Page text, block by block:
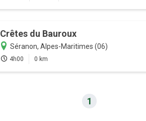
Crêtes du Bauroux
Séranon, Alpes-Maritimes (06)
4h00 0 km
1